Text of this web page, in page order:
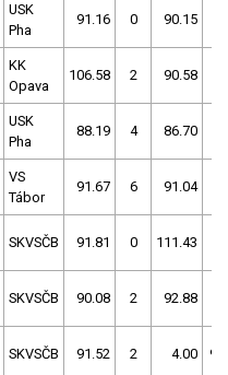
USK
Pha
91.16 0 90.15
KK
Opava
106.58 2 90.58
USK
Pha
88.19 4 86.70
VS
Tábor
91.67 6 91.04
SKVSČB 91.81 0 111.43
SKVSČB 90.08 2 92.88
SKVSČB 91.52 2 4.00